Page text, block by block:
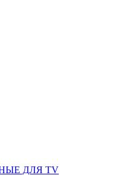
ДЛЯ TV